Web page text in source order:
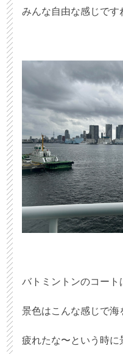
みんな自由な感じです
バトミントンのコート
景色はこんな感じで
疲れたな〜という時